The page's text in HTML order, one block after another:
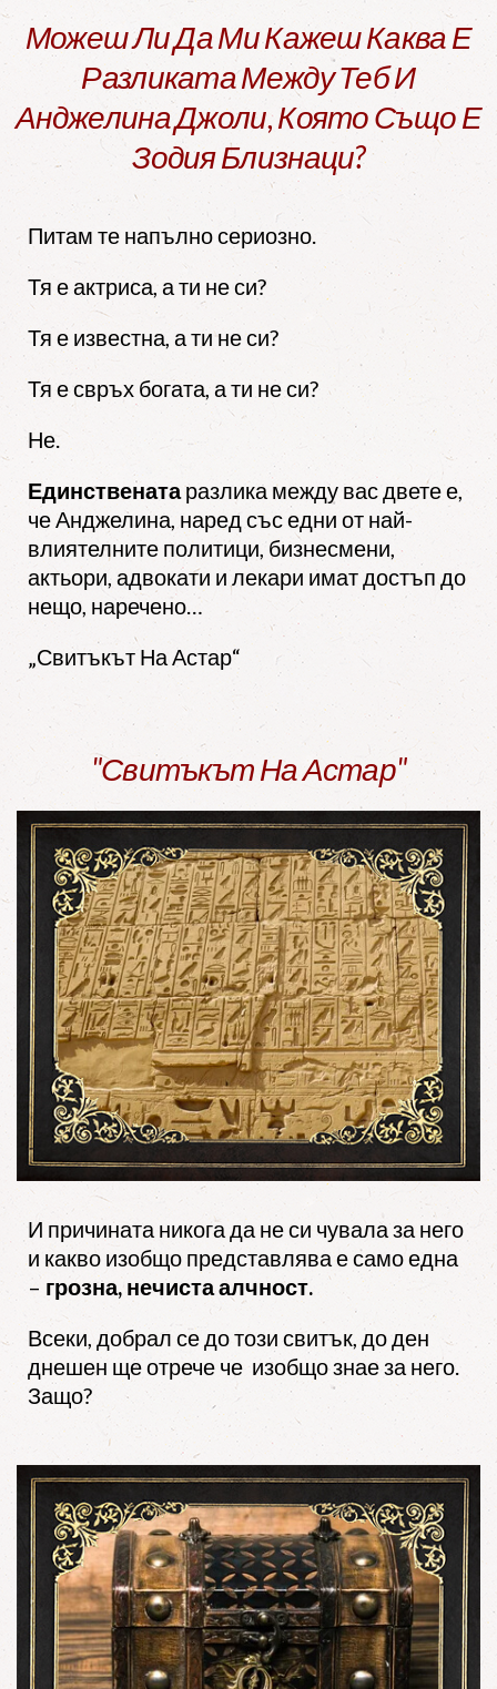
Можеш Ли Да Ми Кажеш Каква Е
Разликата Между Теб И
Анджелина Джоли, Която Също Е
Зодия Близнаци?
Питам те напълно сериозно.
Тя е актриса, а ти не си?
Тя е известна, а ти не си?
Тя е свръх богата, а ти не си?
Не.
Единственатаразлика между вас двете е,
че Анджелина, наред със едни от най-
влиятелните политици, бизнесмени,
актьори, адвокати и лекари имат достъп до
нещо, наречено…
„Свитъкът На Астар“
"Свитъкът На Астар"
И причината никога да не си чувала за него
и какво изобщо представлява е само една
– грозна, нечиста алчност.
Всеки, добрал се до този свитък, до ден
днешен ще отрече че изобщо знае за него.
Защо?